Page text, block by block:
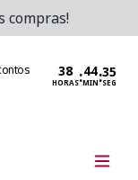
compras!
HORAS:MIN:SEG